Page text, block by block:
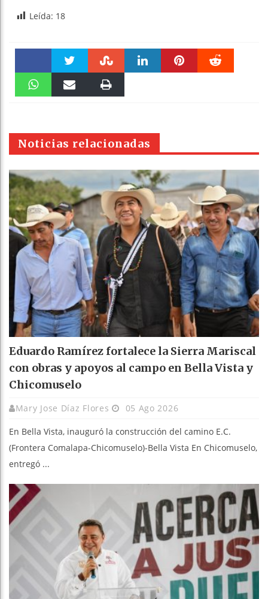
Leída: 18
Faceboo Twitter Stumble
pt
Noticias relacionadas
Eduardo Ramírez fortalece la Sierra Mariscal
con obras y apoyos al campo en Bella Vista y
Chicomuselo
Mary Jose Díaz Flores 05 Ago 2026
En Bella Vista, inauguró la construcción del camino E.C.
(Frontera Comalapa-Chicomuselo)-Bella Vista En Chicomuselo,
entregó ...